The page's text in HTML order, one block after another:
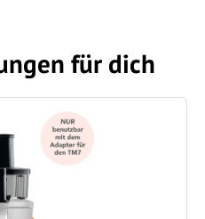
für dich